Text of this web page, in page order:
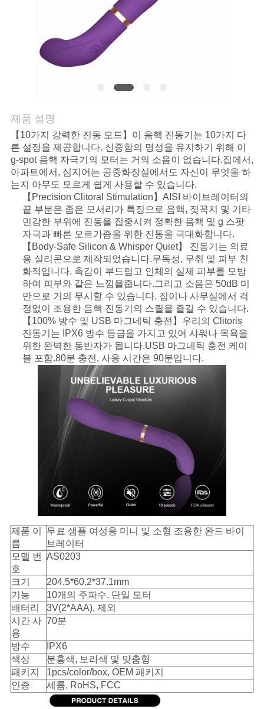
조
회
를
PRIVACY
제품 설명
【10가지 강력한 진동 모드】이 음핵 진동기는 10가지 다
른 설정을 제공합니다. 신중함의 명성을 유지하기 위해 이
g-spot 음핵 자극기의 모터는 거의 소음이 없습니다.집에서,
아파트에서, 심지어는 공중화장실에서도 자신이 무엇을 하
는지 아무도 모르게 쉽게 사용할 수 있습니다.
【Precision Clitoral Stimulation】AISI 바이브레이터의
끝 부분은 좁은 모서리가 특징으로 음핵, 젖꼭지 및 기타
민감한 부위에 진동을 집중시켜 정확한 음핵 및 g 스팟
자극과 빠른 오르가즘을 위한 진동을 극대화합니다.
【Body-Safe Silicon & Whisper Quiet】 진동기는 의료
용 실리콘으로 제작되었습니다.무독성, 무취 및 피부 친
화적입니다. 촉감이 부드럽고 인체의 실제 피부를 모방
하여 피부와 같은 느낌을줍니다.그리고 소음은 50dB 미
만으로 거의 무시할 수 있습니다. 집이나 사무실에서 걱
정없이 조용한 음핵 진동기의 스릴을 즐길 수 있습니다.
【100% 방수 및 USB 마그네틱 충전】우리의 Clitoris
진동기는 IPX6 방수 등급을 가지고 있어 샤워나 목욕을
위한 완벽한 동반자가 됩니다.USB 마그네틱 충전 케이
블 포함.80분 충전, 사용 시간은 90분입니다.
제품 이
름
무료 샘플 여성용 미니 및 소형 조용한 완드 바이
브레이터
모델 번
호
AS0203
크기
204.5*60.2*37.1mm
기능
10개의 주파수, 단일 모터
배터리
3V(2*AAA), 제외
시간 사
용
70분
방수
IPX6
색상
분홍색, 보라색 및 맞춤형
패키지
1pcs/color/box, OEM 패키지
인증
세륨, RoHS, FCC